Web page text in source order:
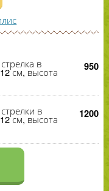
– Америка.
и под тем, и под
цветущее
душистые цветы.
однотонные
цветоносе
луковицы
с6–12
Цветки
букеты.
них. Амариллис
в
см, высота 950
в
см, высота 1200